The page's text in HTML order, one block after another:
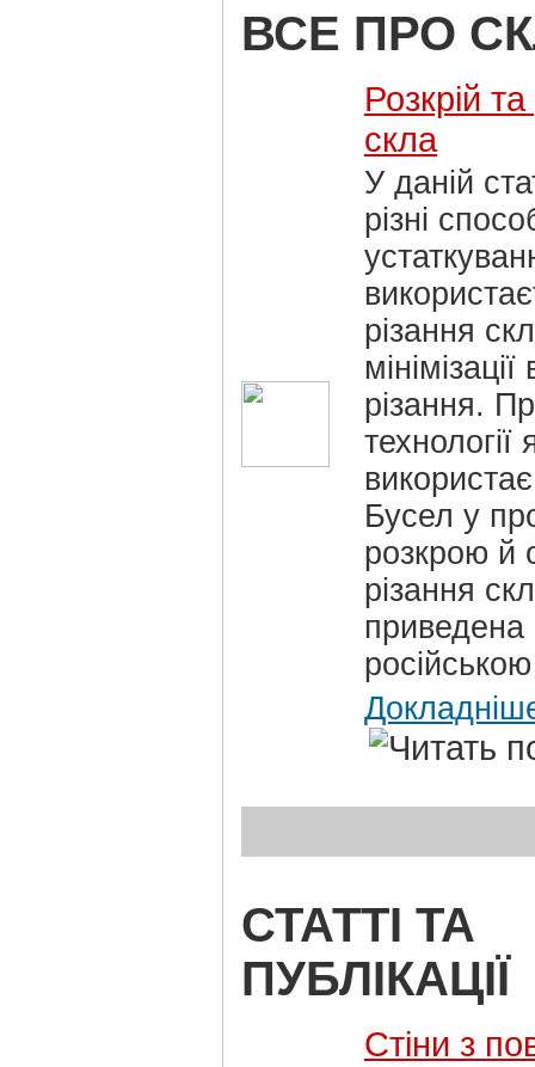
ВСЕ ПРО
Розкрій
скла
У даній
різні
різання
мінімізації
різання.
технології
Бусел у
розкрою й
різання
приведена
СТАТТІ ТА
ПУБЛІКАЦІЇ
Стіни з